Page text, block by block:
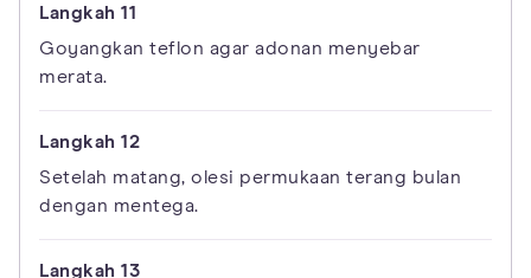
Goyangkan teflon agar adonan menyebar
merata.
Setelah matang, olesi permukaan terang bulan
dengan mentega.